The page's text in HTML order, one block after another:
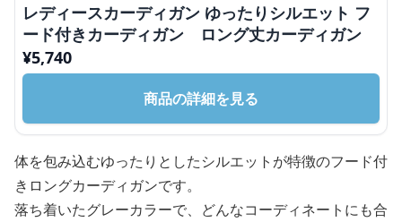
レディースカーディガン ゆったりシルエット フ
ード付きカーディガン ロング丈カーディガン
¥5,740
商品の詳細を見る
体を包み込むゆったりとしたシルエットが特徴のフード付
きロングカーディガンです。
落ち着いたグレーカラーで、どんなコーディネートにも合